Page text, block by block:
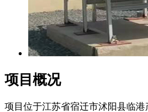
项目概况
项目位于江苏省宿迁市沭阳县临